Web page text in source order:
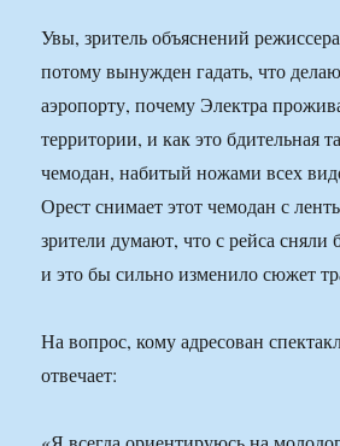
Увы, зритель объяснений
потому вынужден гадать, что
аэропорту, почему Электра
территории, и как это бдительная
чемодан, набитый ножами всех
Орест снимает этот чемодан с
зрители думают, что с рейса сняли
и это бы сильно изменило сюжет
На вопрос, кому адресован
отвечает: